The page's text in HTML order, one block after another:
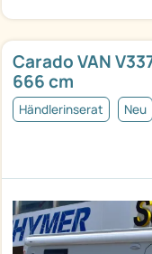
Carado VAN
666 cm
Händlerinserat Neu